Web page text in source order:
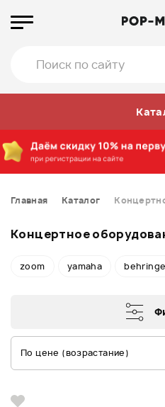
Главная Каталог
Концертное
zoom yamaha
По цене (возрастание)